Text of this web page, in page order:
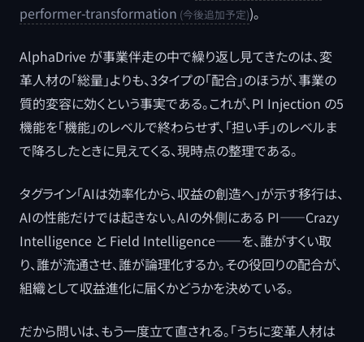
performer-transformation
)。
AlphaDrive が事業伴走の中で繰り返し見てきたのは、変
革人材の「総量」よりも、3タイプの「配合」のほうが、事業の
質的変容に効くという事実である。これが、PI Injection の5
機能を「機能」のレベルで終わらせず、「担い手」のレベルま
で降ろしたときに見えてくる、現時点の整理である。
タグライン「AIは効率化から、収益の創造へ」が示す移行は、
AIの性能だけでは起きない。AIの外側にある PI——Crazy
Intelligence と Field Intelligence——を、誰がすくい取
り、誰が流通させ、誰が論理化するか。その役回りの配合が、
組織として収益進化に届くかどうかを決めている。
だから問いは、もう一度立て直される。「うちに変革人材は